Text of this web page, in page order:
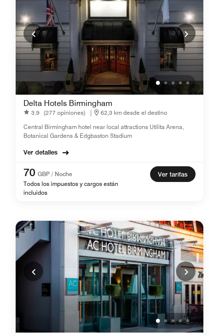
Delta Hotels Birmingham
3.9 (277 opiniones) |
62,3 km desde el destino
Central Birmingham hotel near local attractions Utilita Arena,
Botanical Gardens & Edgbaston Stadium
Ver detalles
70 GBP / Noche
Todos los impuestos y cargos están
incluidos
Ver tarifas